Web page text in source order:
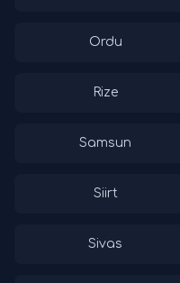
Ordu
Rize
Samsun
Siirt
Sivas